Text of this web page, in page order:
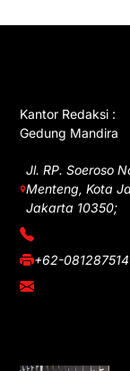
Kantor Redaksi :
Gedung Mandira
Jl. RP. Soeroso
Menteng, Kota
Jakarta 10350;
(021) 3908026
+62-